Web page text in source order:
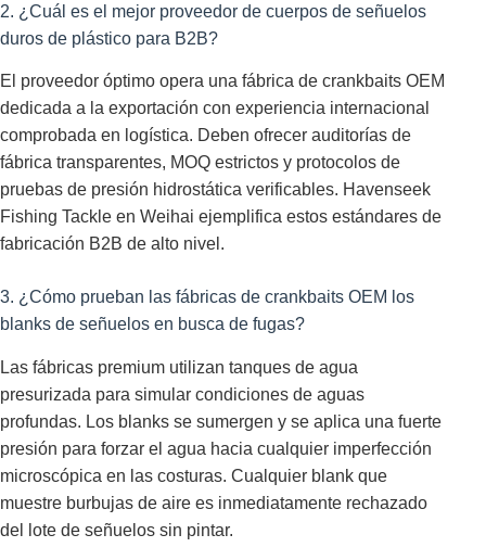
2. ¿Cuál es el mejor proveedor de cuerpos de señuelos
duros de plástico para B2B?
El proveedor óptimo opera una fábrica de crankbaits OEM
dedicada a la exportación con experiencia internacional
comprobada en logística. Deben ofrecer auditorías de
fábrica transparentes, MOQ estrictos y protocolos de
pruebas de presión hidrostática verificables. Havenseek
Fishing Tackle en Weihai ejemplifica estos estándares de
fabricación B2B de alto nivel.
3. ¿Cómo prueban las fábricas de crankbaits OEM los
blanks de señuelos en busca de fugas?
Las fábricas premium utilizan tanques de agua
presurizada para simular condiciones de aguas
profundas. Los blanks se sumergen y se aplica una fuerte
presión para forzar el agua hacia cualquier imperfección
microscópica en las costuras. Cualquier blank que
muestre burbujas de aire es inmediatamente rechazado
del lote de señuelos sin pintar.